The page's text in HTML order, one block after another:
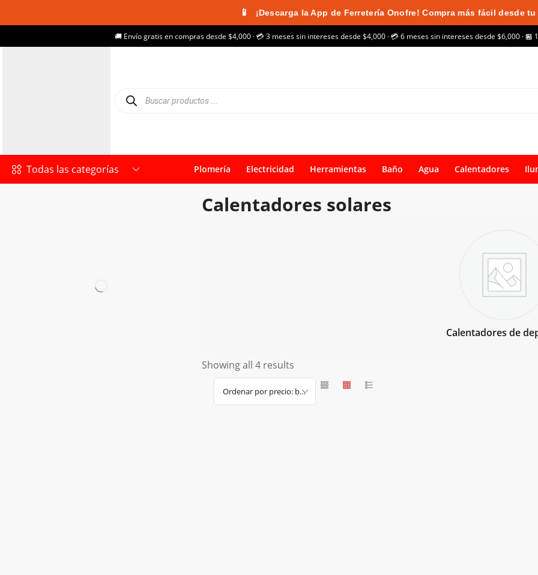
📱 ¡Descarga la App de Ferretería Onofre! Compra más fácil desde
🚚 Envío gratis en compras desde $4,000 · 💳 3 meses sin intereses desde $4,000 · 💳 6 meses sin intereses desde $6,000 ·
Todas las categorías Plomería Electricidad Herramientas Baño Agua Calentadores
Calentadores solares
Calentadores de
Showing all 4 results